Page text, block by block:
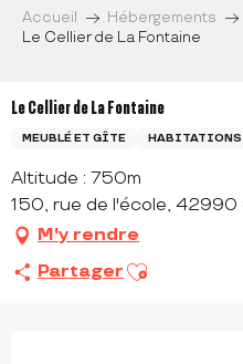
Accueil Hébergements
Le Cellier de La Fontaine
Le Cellier de La Fontaine
MEUBLÉ ET GÎTE HABITATIONS
Altitude : 750m
150, rue de l'école,
M'y rendre
Partager Ajouter aux